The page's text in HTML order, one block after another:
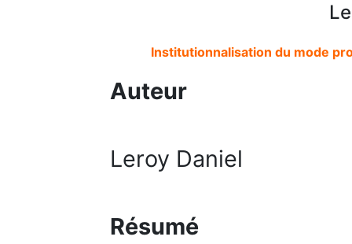
Institutionnalisation du mode
Auteur
Leroy Daniel
Résumé